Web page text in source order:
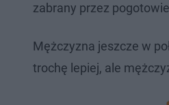
zabrany przez
Mężczyzna jeszcze w
trochę lepiej, ale